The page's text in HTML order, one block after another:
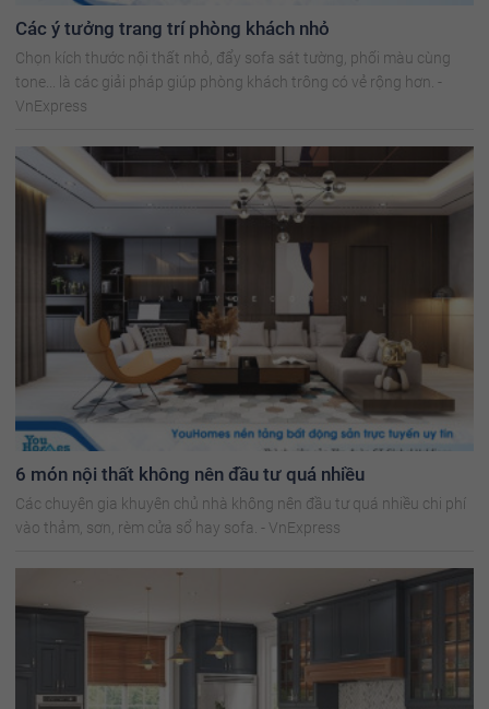
Các ý tưởng trang trí phòng khách nhỏ
Chọn kích thước nội thất nhỏ, đẩy sofa sát tường, phối màu cùng
tone... là các giải pháp giúp phòng khách trông có vẻ rộng hơn. -
VnExpress
6 món nội thất không nên đầu tư quá nhiều
Các chuyên gia khuyên chủ nhà không nên đầu tư quá nhiều chi phí
vào thảm, sơn, rèm cửa sổ hay sofa. - VnExpress